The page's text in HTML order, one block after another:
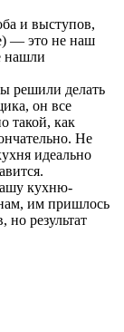
и выступов,
— это не наш
нашли
решили делать
он все
такой, как
Не
идеально
кухню-
им пришлось
результат